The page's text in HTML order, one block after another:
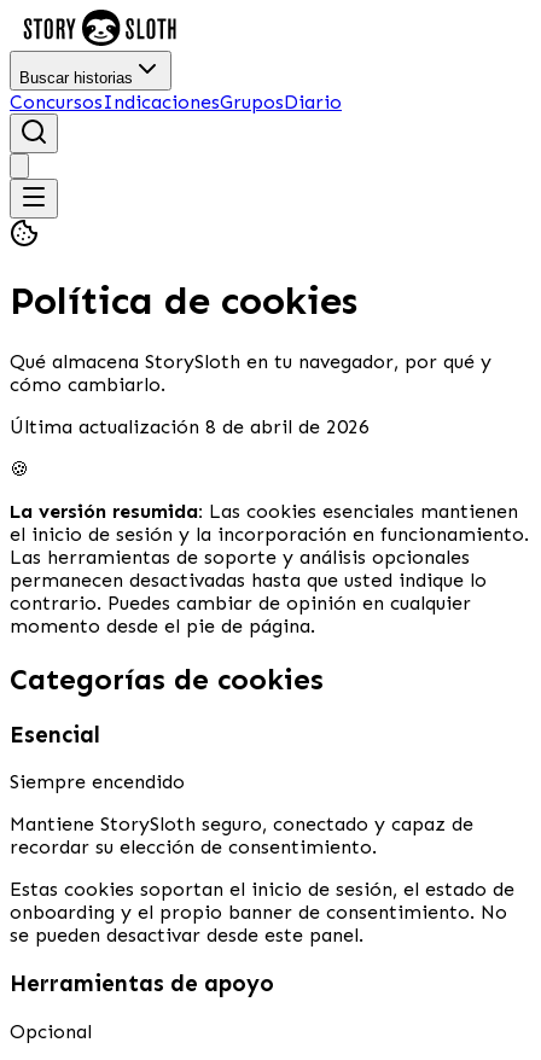
Buscar historias
ConcursosIndicacionesGruposDiario
Política de cookies
Qué almacena StorySloth en tu navegador, por qué y
cómo cambiarlo.
Última actualización 8 de abril de 2026
🍪
La versión resumida: Las cookies esenciales mantienen
el inicio de sesión y la incorporación en funcionamiento.
Las herramientas de soporte y análisis opcionales
permanecen desactivadas hasta que usted indique lo
contrario. Puedes cambiar de opinión en cualquier
momento desde el pie de página.
Categorías de cookies
Esencial
Siempre encendido
Mantiene StorySloth seguro, conectado y capaz de
recordar su elección de consentimiento.
Estas cookies soportan el inicio de sesión, el estado de
onboarding y el propio banner de consentimiento. No
se pueden desactivar desde este panel.
Herramientas de apoyo
Opcional